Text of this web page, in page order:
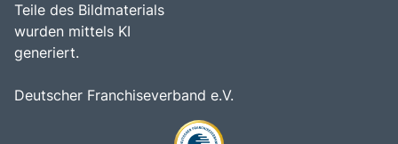
Teile des Bildmaterials
wurden mittels KI
generiert.
Deutscher Franchiseverband e.V.